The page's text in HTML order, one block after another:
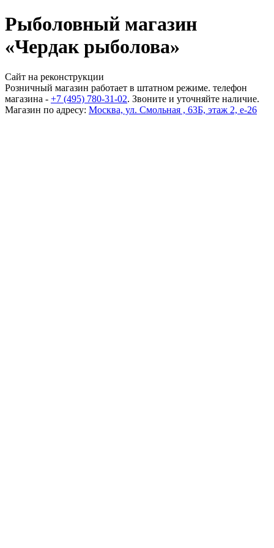
Рыболовный магазин
«Чердак рыболова»
Сайт на реконструкции
Розничный магазин работает в штатном режиме. телефон
магазина - +7 (495) 780-31-02. Звоните и уточняйте наличие.
Магазин по адресу: Москва, ул. Смольная , 63Б, этаж 2, е-26